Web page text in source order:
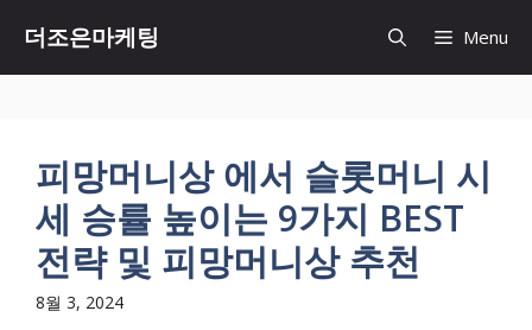
더조은마케팅 Menu
피망머니상 에서 슬롯머니 시
세 승률 높이는 9가지 BEST
전략 및 피망머니상 추천
8월 3, 2024